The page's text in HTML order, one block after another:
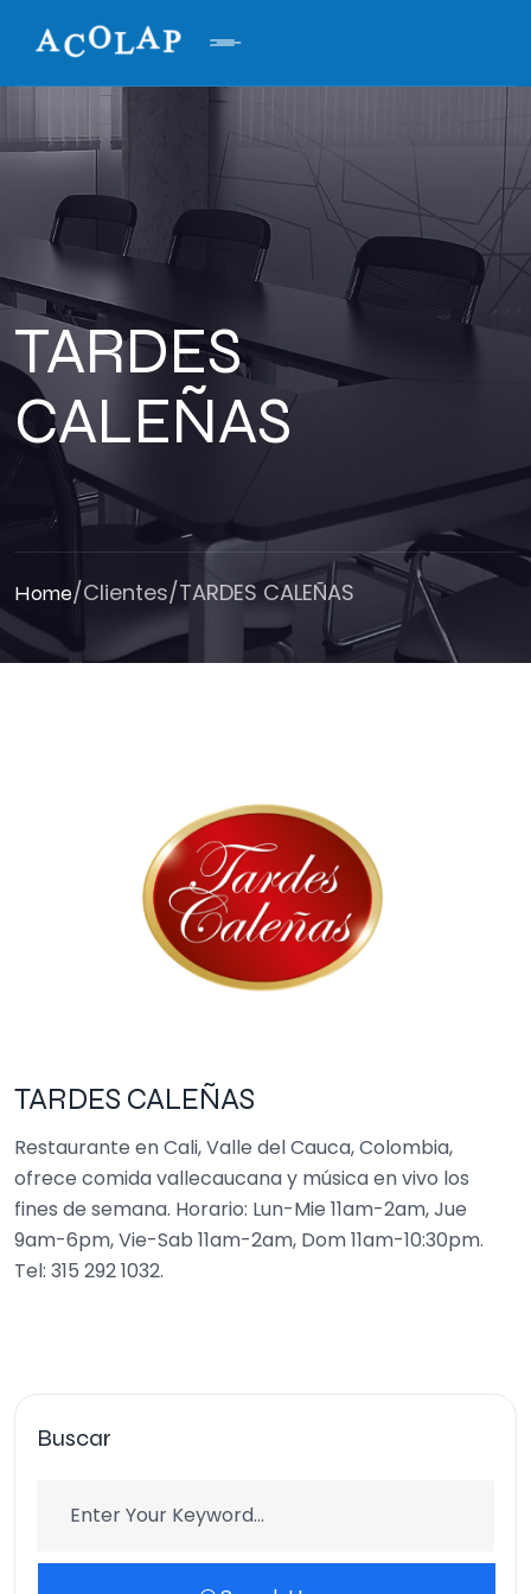
TARDES
CALEÑAS
Home/Clientes/TARDES CALEÑAS
TARDES CALEÑAS
Restaurante en Cali, Valle del Cauca, Colombia,
ofrece comida vallecaucana y música en vivo los
fines de semana. Horario: Lun-Mie 11am-2am, Jue
9am-6pm, Vie-Sab 11am-2am, Dom 11am-10:30pm.
Tel: 315 292 1032.
Buscar